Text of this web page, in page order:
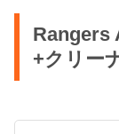
Rangers
+クリー